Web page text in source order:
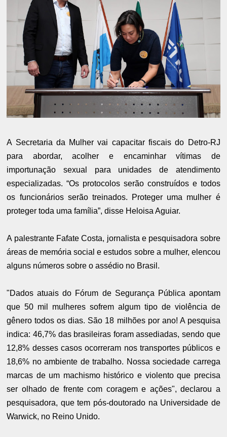
A Secretaria da Mulher vai capacitar fiscais do Detro-RJ
para abordar, acolher e encaminhar vítimas de
importunação sexual para unidades de atendimento
especializadas. “Os protocolos serão construídos e todos
os funcionários serão treinados. Proteger uma mulher é
proteger toda uma família”, disse Heloisa Aguiar.
A palestrante Fafate Costa, jornalista e pesquisadora sobre
áreas de memória social e estudos sobre a mulher, elencou
alguns números sobre o assédio no Brasil.
"Dados atuais do Fórum de Segurança Pública apontam
que 50 mil mulheres sofrem algum tipo de violência de
gênero todos os dias. São 18 milhões por ano! A pesquisa
indica: 46,7% das brasileiras foram assediadas, sendo que
12,8% desses casos ocorreram nos transportes públicos e
18,6% no ambiente de trabalho. Nossa sociedade carrega
marcas de um machismo histórico e violento que precisa
ser olhado de frente com coragem e ações", declarou a
pesquisadora, que tem pós-doutorado na Universidade de
Warwick, no Reino Unido.